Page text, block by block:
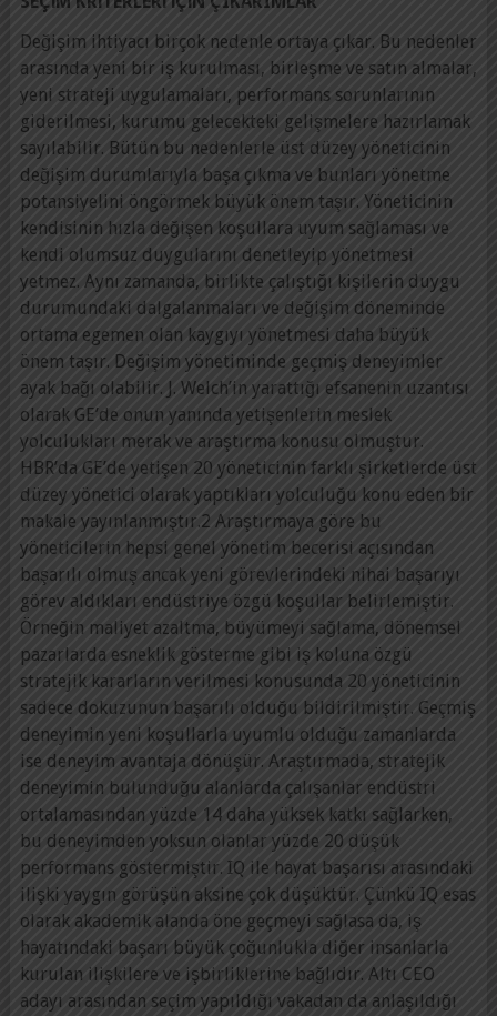
Değişim ihtiyacı birçok nedenle ortaya çıkar. Bu nedenler
arasında yeni bir iş kurulması, birleşme ve satın almalar,
yeni strateji uygulamaları, performans sorunlarının
giderilmesi, kurumu gelecekteki gelişmelere hazırlamak
sayılabilir. Bütün bu nedenlerle üst düzey yöneticinin
değişim durumlarıyla başa çıkma ve bunları yönetme
potansiyelini öngörmek büyük önem taşır. Yöneticinin
kendisinin hızla değişen koşullara uyum sağlaması ve
kendi olumsuz duygularını denetleyip yönetmesi
yetmez. Aynı zamanda, birlikte çalıştığı kişilerin duygu
durumundaki dalgalanmaları ve değişim döneminde
ortama egemen olan kaygıyı yönetmesi daha büyük
önem taşır. Değişim yönetiminde geçmiş deneyimler
ayak bağı olabilir. J. Welch’in yarattığı efsanenin uzantısı
olarak GE’de onun yanında yetişenlerin meslek
yolculukları merak ve araştırma konusu olmuştur.
HBR’da GE’de yetişen 20 yöneticinin farklı şirketlerde üst
düzey yönetici olarak yaptıkları yolculuğu konu eden bir
makale yayınlanmıştır.2 Araştırmaya göre bu
yöneticilerin hepsi genel yönetim becerisi açısından
başarılı olmuş ancak yeni görevlerindeki nihai başarıyı
görev aldıkları endüstriye özgü koşullar belirlemiştir.
Örneğin maliyet azaltma, büyümeyi sağlama, dönemsel
pazarlarda esneklik gösterme gibi iş koluna özgü
stratejik kararların verilmesi konusunda 20 yöneticinin
sadece dokuzunun başarılı olduğu bildirilmiştir. Geçmiş
deneyimin yeni koşullarla uyumlu olduğu zamanlarda
ise deneyim avantaja dönüşür. Araştırmada, stratejik
deneyimin bulunduğu alanlarda çalışanlar endüstri
ortalamasından yüzde 14 daha yüksek katkı sağlarken,
bu deneyimden yoksun olanlar yüzde 20 düşük
performans göstermiştir. IQ ile hayat başarısı arasındaki
ilişki yaygın görüşün aksine çok düşüktür. Çünkü IQ esas
olarak akademik alanda öne geçmeyi sağlasa da, iş
hayatındaki başarı büyük çoğunlukla diğer insanlarla
kurulan ilişkilere ve işbirliklerine bağlıdır. Altı CEO
adayı arasından seçim yapıldığı vakadan da anlaşıldığı